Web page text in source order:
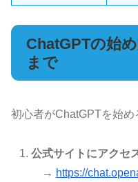
ChatGPTの始
まで
初心者がChatGPTを始め
公式サイトにアクセ
→ https://